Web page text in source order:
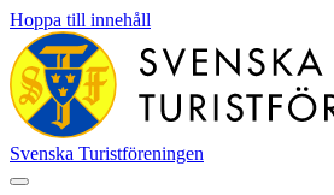
Hoppa till innehåll
Svenska Turistföreningen